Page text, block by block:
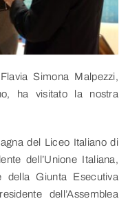
Simona Malpezzi,
ha visitato la nostra
del Liceo Italiano di
dell’Unione Italiana,
Giunta Esecutiva
dell’Assemblea